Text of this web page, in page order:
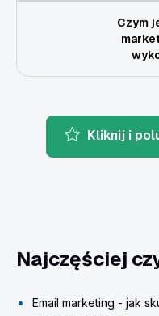
Czym
Kliknij i
Najczęściej
Email marketing - jak